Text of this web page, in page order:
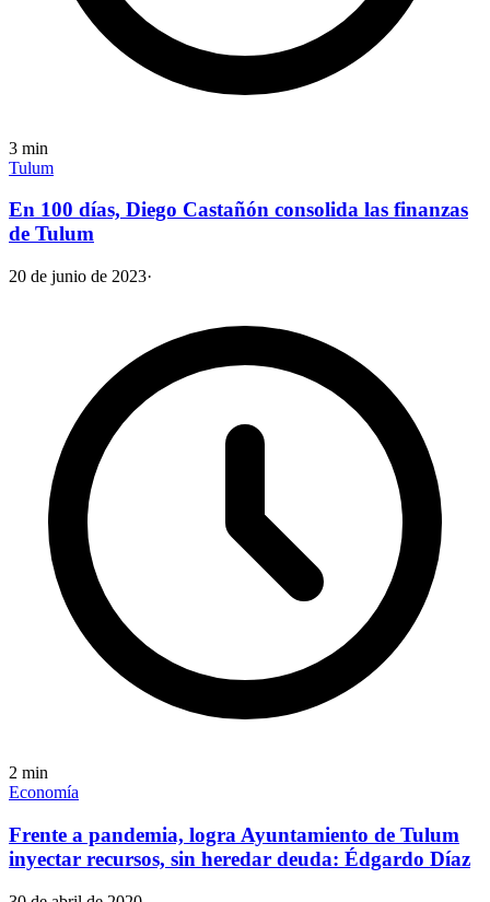
3 min
Tulum
En 100 días, Diego Castañón consolida las finanzas
de Tulum
20 de junio de 2023·
2 min
Economía
Frente a pandemia, logra Ayuntamiento de Tulum
inyectar recursos, sin heredar deuda: Édgardo Díaz